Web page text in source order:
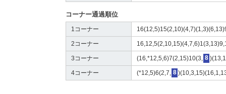
コーナー通過順位
1コーナー
2コーナー
3コーナー (16,*12,5,6)7(2,15)10(3, 8
4コーナー (*12,5)6(2,7, 8